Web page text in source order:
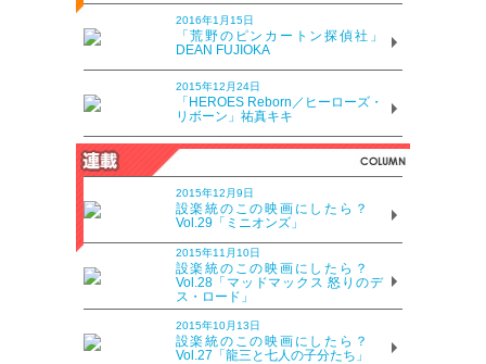
2016年1月15日
「荒野のピンカートン探偵社」
DEAN FUJIOKA
2015年12月24日
「HEROES Reborn／ヒーローズ・
リボーン」祐真キキ
2015年12月9日
設楽統のこの映画にしたら？
Vol.29「ミニオンズ」
2015年11月10日
設楽統のこの映画にしたら？
Vol.28「マッドマックス 怒りのデ
ス・ロード」
2015年10月13日
設楽統のこの映画にしたら？
Vol.27「龍三と七人の子分たち」